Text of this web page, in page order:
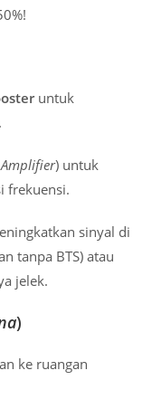
untuk
Amplifier) untuk
frekuensi.
sinyal di
tanpa BTS) atau
jelek.
)
ke ruangan